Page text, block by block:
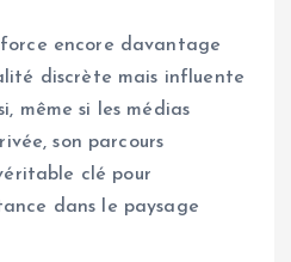
encore davantage
discrète mais influente
même si les médias
son parcours
clé pour
dans le paysage